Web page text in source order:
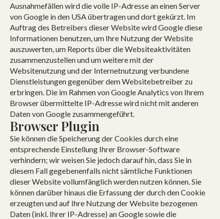
Ausnahmefällen wird die volle IP-Adresse an einen Server
von Google in den USA übertragen und dort gekürzt. Im
Auftrag des Betreibers dieser Website wird Google diese
Informationen benutzen, um Ihre Nutzung der Website
auszuwerten, um Reports über die Websiteaktivitäten
zusammenzustellen und um weitere mit der
Websitenutzung und der Internetnutzung verbundene
Dienstleistungen gegenüber dem Websitebetreiber zu
erbringen. Die im Rahmen von Google Analytics von Ihrem
Browser übermittelte IP-Adresse wird nicht mit anderen
Daten von Google zusammengeführt.
Browser Plugin
Sie können die Speicherung der Cookies durch eine
entsprechende Einstellung Ihrer Browser-Software
verhindern; wir weisen Sie jedoch darauf hin, dass Sie in
diesem Fall gegebenenfalls nicht sämtliche Funktionen
dieser Website vollumfänglich werden nutzen können. Sie
können darüber hinaus die Erfassung der durch den Cookie
erzeugten und auf Ihre Nutzung der Website bezogenen
Daten (inkl. Ihrer IP-Adresse) an Google sowie die